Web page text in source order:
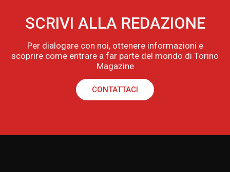
SCRIVI ALLA REDAZIONE
Per dialogare con noi, ottenere informazioni e
scoprire come entrare a far parte del mondo di Torino
Magazine
CONTATTACI